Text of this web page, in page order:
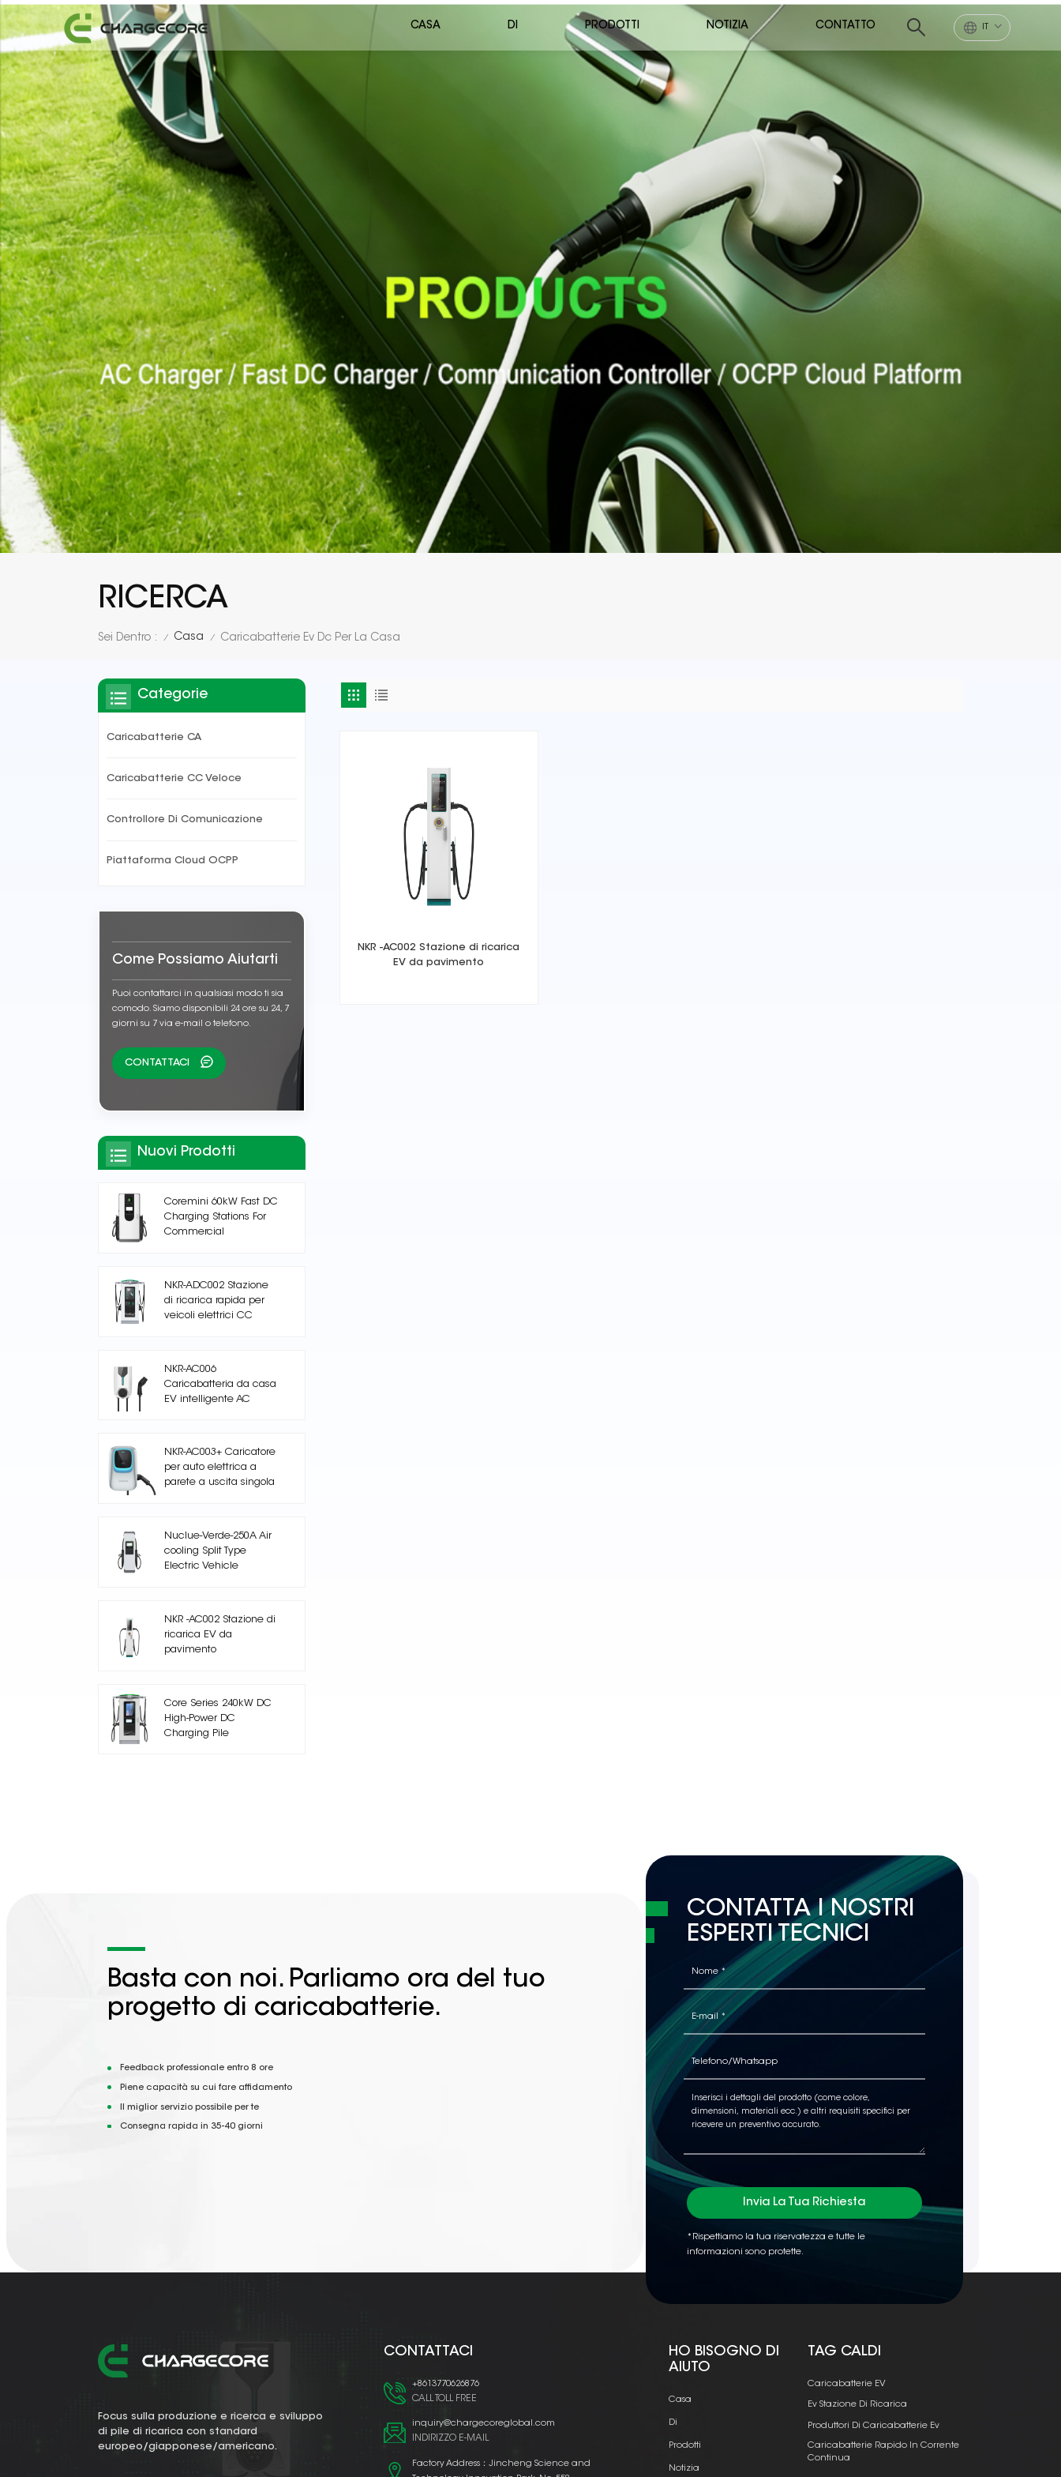
CASA DI PRODOTTI NOTIZIA CONTATTO
RICERCA
Sei Dentro : / Casa / Caricabatterie Ev Dc Per La Casa
NKR -AC002 Stazione di ricarica
EV da pavimento
Categorie
Caricabatterie CA
Caricabatterie CC Veloce
Controllore Di Comunicazione
Piattaforma Cloud OCPP
Come Possiamo Aiutarti
Puoi contattarci in qualsiasi modo ti sia
comodo. Siamo disponibili 24 ore su 24, 7
giorni su 7 via e-mail o telefono.
CONTATTACI
Nuovi Prodotti
Coremini 60kW Fast DC
Charging Stations For
Commercial
NKR-ADC002 Stazione
di ricarica rapida per
veicoli elettrici CC
NKR-AC006
Caricabatteria da casa
EV intelligente AC
NKR-AC003+ Caricatore
per auto elettrica a
parete a uscita singola
Nuclue-Verde-250A Air
cooling Split Type
Electric Vehicle
NKR -AC002 Stazione di
ricarica EV da
pavimento
Core Series 240kW DC
High-Power DC
Charging Pile
Basta con noi. Parliamo ora del tuo
progetto di caricabatterie.
Feedback professionale entro 8 ore
Piene capacità su cui fare affidamento
Il miglior servizio possibile per te
Consegna rapida in 35-40 giorni
CONTATTA I NOSTRI
ESPERTI TECNICI
Invia La Tua Richiesta
*Rispettiamo la tua riservatezza e tutte le
informazioni sono protette.
Focus sulla produzione e ricerca e sviluppo
di pile di ricarica con standard
europeo/giapponese/americano.
CONTATTACI
+8613770626876
CALL TOLL FREE
inquiry@chargecoreglobal.com
INDIRIZZO E-MAIL
Factory Address：Jincheng Science and
HO BISOGNO DI
AIUTO
Casa
Di
Prodotti
Notizia
TAG CALDI
Caricabatterie EV
Ev Stazione Di Ricarica
Produttori Di Caricabatterie Ev
Caricabatterie Rapido In Corrente
Continua